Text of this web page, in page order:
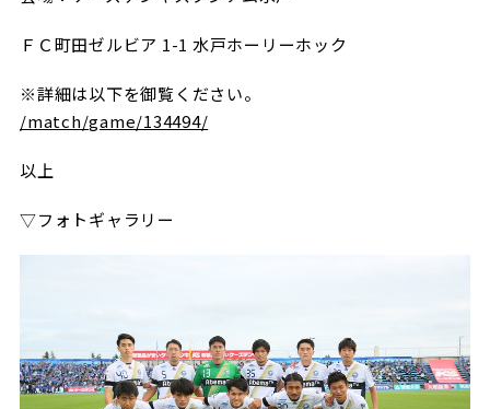
試合運営管理規程
ＦＣ町田ゼルビアカレンダー
三輪緑山ベースご利用案内
ゼル塾
ＦＣ町田ゼルビアスポーツクラブ
ＦＣ町田ゼルビアアカデミー
お問い合わせ 利用規約肖像権・ロゴについて
ＦＣ町田ゼルビア 1-1 水戸ホーリーホック
※詳細は以下を御覧ください。
/match/game/134494/
以上
▽フォトギャラリー